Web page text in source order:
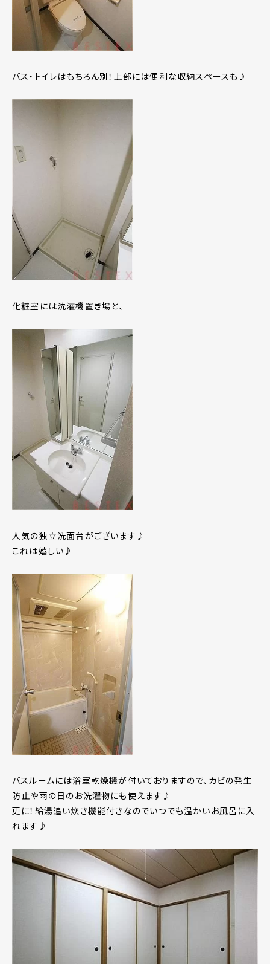
バス・トイレはもちろん別！上部には便利な収納スペースも♪
化粧室には洗濯機置き場と、
人気の独立洗面台がございます♪
これは嬉しい♪
バスルームには浴室乾燥機が付いておりますので、カビの発生
防止や雨の日のお洗濯物にも使えます♪
更に！給湯追い炊き機能付きなのでいつでも温かいお風呂に入
れます♪